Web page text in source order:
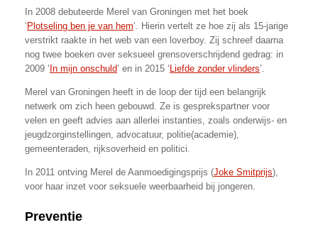
In 2008 debuteerde Merel van Groningen met het boek
‘ Plotseling ben je van hem’. Hierin vertelt ze hoe zij als 15-jarige
verstrikt raakte in het web van een loverboy. Zij schreef daarna
nog twee boeken over seksueel grensoverschrijdend gedrag: in
2009 ‘ In mijn onschuld’ en in 2015 ‘ Liefde zonder vlinders’.
Merel van Groningen heeft in de loop der tijd een belangrijk
netwerk om zich heen gebouwd. Ze is gesprekspartner voor
velen en geeft advies aan allerlei instanties, zoals onderwijs- en
jeugdzorginstellingen, advocatuur, politie(academie),
gemeenteraden, rijksoverheid en politici.
In 2011 ontving Merel de Aanmoedigingsprijs (Joke Smitprijs),
voor haar inzet voor seksuele weerbaarheid bij jongeren.
Preventie